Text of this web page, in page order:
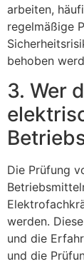
arbeiten,
regelmäßige
behoben
3. Wer
Die Prüfung
werden.
und die
und die